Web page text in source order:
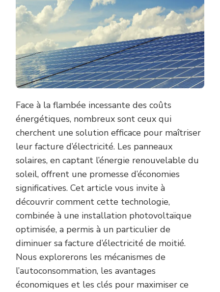
Face à la flambée incessante des coûts
énergétiques, nombreux sont ceux qui
cherchent une solution efficace pour maîtriser
leur facture d’électricité. Les panneaux
solaires, en captant l’énergie renouvelable du
soleil, offrent une promesse d’économies
significatives. Cet article vous invite à
découvrir comment cette technologie,
combinée à une installation photovoltaïque
optimisée, a permis à un particulier de
diminuer sa facture d’électricité de moitié.
Nous explorerons les mécanismes de
l’autoconsommation, les avantages
économiques et les clés pour maximiser ce